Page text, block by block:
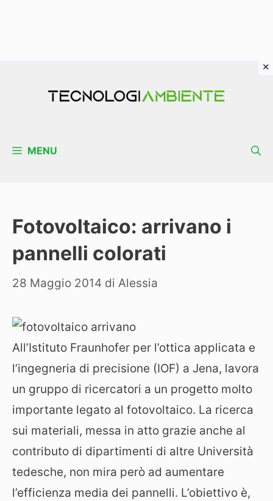
MENU
Fotovoltaico: arrivano i
pannelli colorati
28 Maggio 2014 di Alessia
All’Istituto Fraunhofer per l’ottica applicata e
l’ingegneria di precisione (IOF) a Jena, lavora
un gruppo di ricercatori a un progetto molto
importante legato al fotovoltaico. La ricerca
sui materiali, messa in atto grazie anche al
contributo di dipartimenti di altre Università
tedesche, non mira però ad aumentare
l’efficienza media dei pannelli. L’obiettivo è,